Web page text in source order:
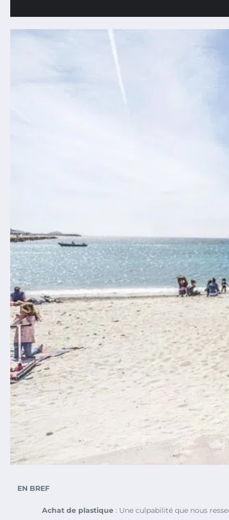
EN BREF
Achat de plastique : Une culpabilité que nous